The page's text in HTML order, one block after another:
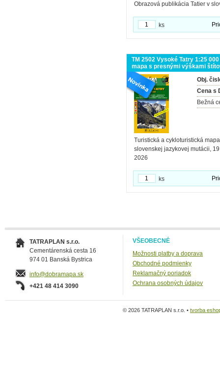
Obrazová publikácia Tatier v
ks
TM 2502 Vysoké Tatry 1:25
mapa s presnými výškami
Obj.
Cena s
Bežná
Turistická a cykloturistická
slovenskej jazykovej mutácii,
2026
ks
TATRAPLAN s.r.o.
Cementárenská cesta 16
974 01 Banská Bystrica
info@dobramapa.sk
+421 48 414 3090
VŠEOBECNÉ
Možnosti platby a doprava
Obchodné podmienky
Reklamačný poriadok
Ochrana osobných údajov
© 2026 TATRAPLAN s.r.o. • tvorba